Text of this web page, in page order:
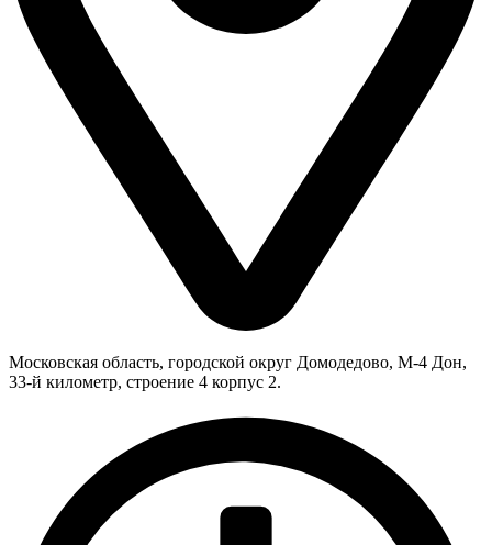
Московская область, городской округ Домодедово, М-4 Дон,
33-й километр, строение 4 корпус 2.